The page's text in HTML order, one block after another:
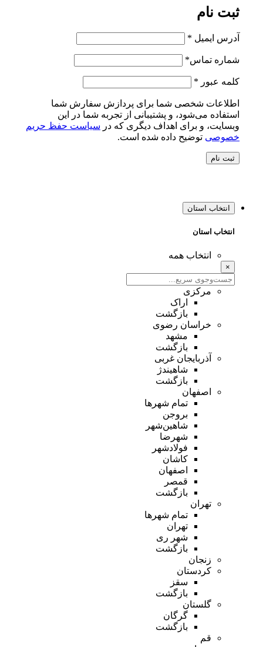
ثبت نام
آدرس ایمیل *
شماره تماس*
کلمه عبور *
اطلاعات شخصی شما برای پردازش سفارش شما
استفاده می‌شود، و پشتیبانی از تجربه شما در این
وبسایت، و برای اهداف دیگری که در سیاست حفظ حریم
خصوصی توضیح داده شده است.
ثبت نام
انتخاب استان
انتخاب استان
انتخاب همه
×
مرکزی
اراک
بازگشت
خراسان رضوی
مشهد
بازگشت
آذربایجان غربی
شاهیندژ
بازگشت
اصفهان
تمام شهر‌ها
بروجن
شاهین‌شهر
شهرضا
فولادشهر
کاشان
اصفهان
قمصر
بازگشت
تهران
تمام شهر‌ها
تهران
شهر ری
بازگشت
زنجان
کردستان
سقز
بازگشت
گلستان
گرگان
بازگشت
قم